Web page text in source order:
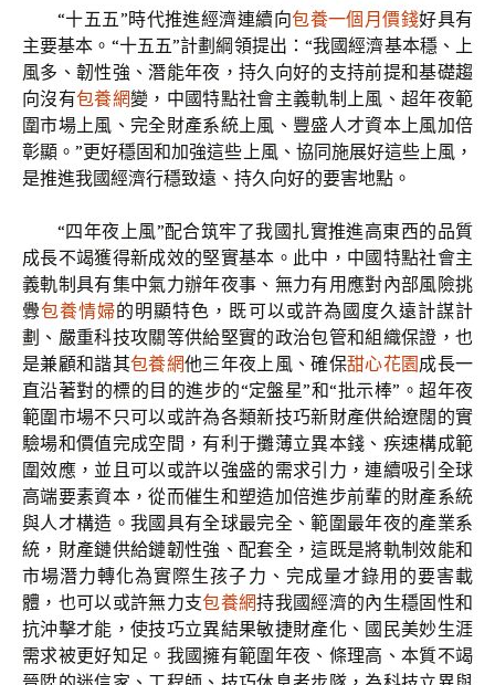
“十五五”時代推進經濟連續向包養一個月價錢好具有
主要基本。“十五五”計劃綱領提出：“我國經濟基本穩、上
風多、韌性強、潛能年夜，持久向好的支持前提和基礎趨
向沒有包養網變，中國特點社會主義軌制上風、超年夜範
圍市場上風、完全財產系統上風、豐盛人才資本上風加倍
彰顯。”更好穩固和加強這些上風、協同施展好這些上風，
是推進我國經濟行穩致遠、持久向好的要害地點。
“四年夜上風”配合筑牢了我國扎實推進高東西的品質
成長不竭獲得新成效的堅實基本。此中，中國特點社會主
義軌制具有集中氣力辦年夜事、無力有用應對內部風險挑
釁包養情婦的明顯特色，既可以或許為國度久遠計謀計
劃、嚴重科技攻關等供給堅實的政治包管和組織保證，也
是兼顧和諧其包養網他三年夜上風、確保甜心花園成長一
直沿著對的標的目的進步的“定盤星”和“批示棒”。超年夜
範圍市場不只可以或許為各類新技巧新財產供給遼闊的實
驗場和價值完成空間，有利于攤薄立異本錢、疾速構成範
圍效應，並且可以或許以強盛的需求引力，連續吸引全球
高端要素資本，從而催生和塑造加倍進步前輩的財產系統
與人才構造。我國具有全球最完全、範圍最年夜的產業系
統，財產鏈供給鏈韌性強、配套全，這既是將軌制效能和
市場潛力轉化為實際生孩子力、完成量才錄用的要害載
體，也可以或許無力支包養網持我國經濟的內生穩固性和
抗沖擊才能，使技巧立異結果敏捷財產化、國民美妙生涯
需求被更好知足。我國擁有範圍年夜、條理高、本質不竭